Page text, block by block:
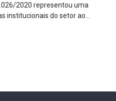
2020 representou uma
institucionais do setor ao
da iniciativa privada,